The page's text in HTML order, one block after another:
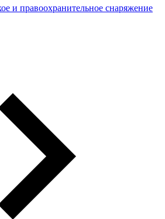
и правоохранительное снаряжение